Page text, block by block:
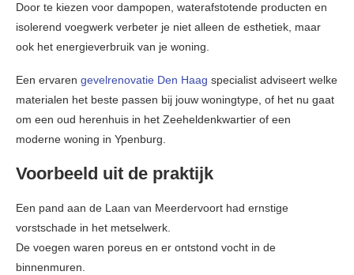
Door te kiezen voor dampopen, waterafstotende producten en
isolerend voegwerk verbeter je niet alleen de esthetiek, maar
ook het energieverbruik van je woning.
Een ervaren gevelrenovatie Den Haag specialist adviseert welke
materialen het beste passen bij jouw woningtype, of het nu gaat
om een oud herenhuis in het Zeeheldenkwartier of een
moderne woning in Ypenburg.
Voorbeeld uit de praktijk
Een pand aan de Laan van Meerdervoort had ernstige
vorstschade in het metselwerk.
De voegen waren poreus en er ontstond vocht in de
binnenmuren.